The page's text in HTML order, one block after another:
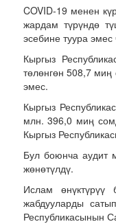
COVID-19 менен
жардам түрүндө
эсебине туура эмес
Кыргыз
төлөнгөн 508,7
эмес.
Кыргыз
млн. 396,0 миң
Кыргыз
Бул боюнча аудит
жөнөтүлдү.
Ислам
жабдууларды
Республикасынын